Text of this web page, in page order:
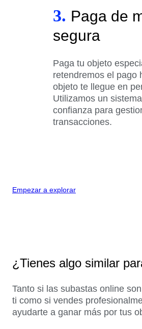
3. Paga de
segura
Paga tu objeto
retendremos el pago
objeto te llegue en
Utilizamos un
confianza para
transacciones.
Empezar a explorar
¿Tienes algo similar
Tanto si las subastas online
ti como si vendes
ayudarte a ganar más por tus